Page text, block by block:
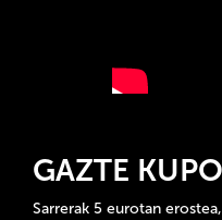
GAZTE
Sarrerak 5 eurotan